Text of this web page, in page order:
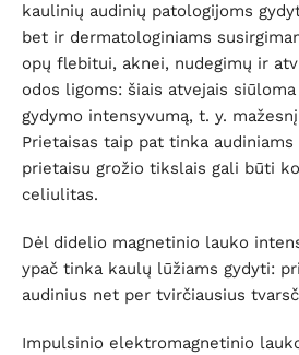
kaulinių audinių patologijoms
bet ir dermatologiniams
opų flebitui, aknei, nudegimų ir
odos ligoms: šiais atvejais
gydymo intensyvumą, t. y.
Prietaisas taip pat tinka
prietaisu grožio tikslais gali būti
celiulitas.
Dėl didelio magnetinio lauko
ypač tinka kaulų lūžiams gydyti:
audinius net per tvirčiausius
Impulsinio elektromagnetinio